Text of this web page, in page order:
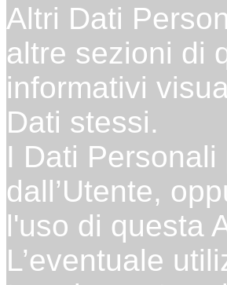
Altri Dati
altre sezioni di
informativi
Dati stessi.
I Dati
dall’Utente,
l'uso di questa
L’eventuale